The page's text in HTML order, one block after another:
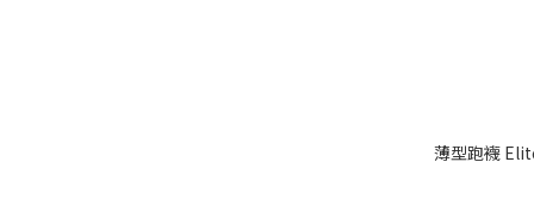
薄型跑襪